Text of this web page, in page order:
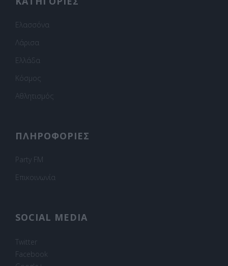
Ελασσόνα
Λάρισα
Ελλάδα
Κόσμος
Αθλητισμός
ΠΛΗΡΟΦΟΡΙΕΣ
Party FM
Επικοινωνία
SOCIAL MEDIA
Twitter
Facebook